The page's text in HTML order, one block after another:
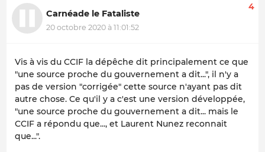
Carnéade le Fataliste
20 octobre 2020 à 11:01:52
4
Vis à vis du CCIF la dépêche dit principalement ce que
"une source proche du gouvernement a dit...", il n'y a
pas de version "corrigée" cette source n'ayant pas dit
autre chose. Ce qu'il y a c'est une version développée,
"une source proche du gouvernement a dit... mais le
CCIF a répondu que..., et Laurent Nunez reconnait
que...".